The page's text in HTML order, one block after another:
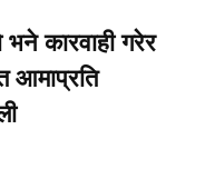
कारवाही गरेर
आमाप्रति